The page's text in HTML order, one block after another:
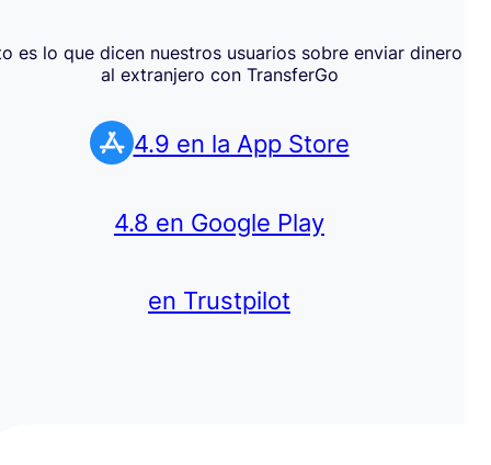
es lo que dicen nuestros usuarios sobre enviar dinero
al extranjero con TransferGo
4.9 en la App Store
4.8 en Google Play
en Trustpilot